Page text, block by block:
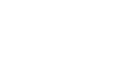
dans ces environnements,